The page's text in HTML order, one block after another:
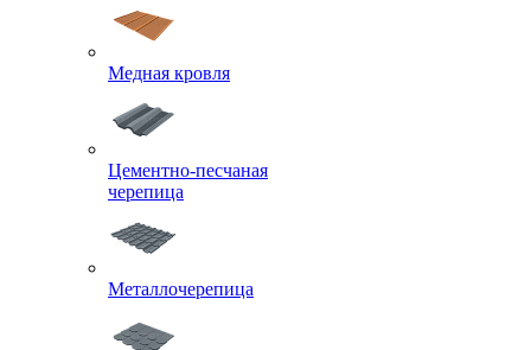
Медная кровля
Цементно-песчаная
черепица
Металлочерепица